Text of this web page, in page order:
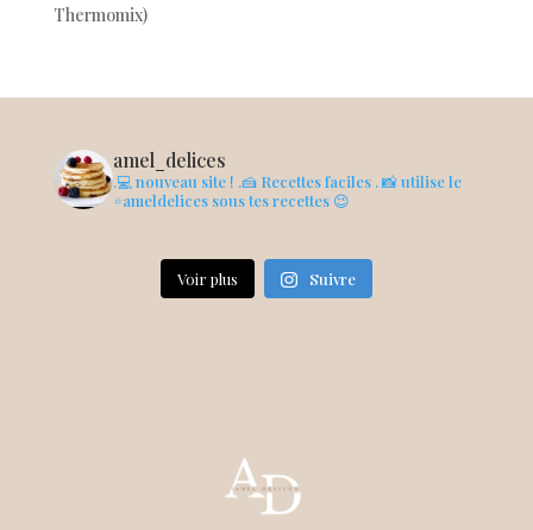
Thermomix)
amel_delices
.💻 nouveau site ! .🍰 Recettes faciles . 📸 utilise le
#ameldelices sous tes recettes 😉
Voir plus Suivre